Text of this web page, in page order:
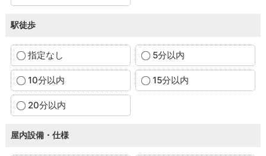
駅徒歩
指定なし 5分以内
10分以内 15分以内
20分以内
屋内設備・仕様